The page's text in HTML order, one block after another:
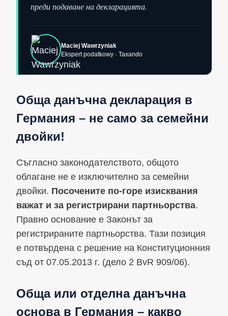
преди подаване на декларацията.
Maciej Wawrzyniak
Ekspert podatkowy · Taxando
Обща данъчна декларация в
Германия – не само за семейни
двойки!
Съгласно законодателството, общото
облагане не е изключително за семейни
двойки. Посочените по-горе изисквания
важат и за регистрирани партньорства.
Правно основание е Законът за
регистрираните партньорства. Тази позиция
е потвърдена с решение на Конституционния
съд от 07.05.2013 г. (дело 2 BvR 909/06).
Обща или отделна данъчна
основа в Германия – какво